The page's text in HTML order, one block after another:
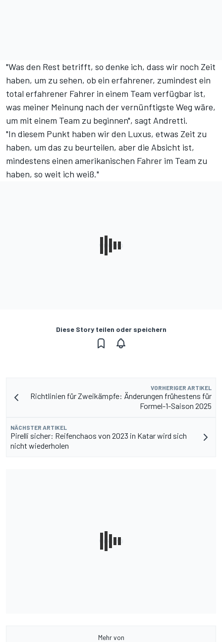
"Was den Rest betrifft, so denke ich, dass wir noch Zeit
haben, um zu sehen, ob ein erfahrener, zumindest ein
total erfahrener Fahrer in einem Team verfügbar ist,
was meiner Meinung nach der vernünftigste Weg wäre,
um mit einem Team zu beginnen", sagt Andretti.
"In diesem Punkt haben wir den Luxus, etwas Zeit zu
haben, um das zu beurteilen, aber die Absicht ist,
mindestens einen amerikanischen Fahrer im Team zu
haben, so weit ich weiß."
Diese Story teilen oder speichern
VORHERIGER ARTIKEL
Richtlinien für Zweikämpfe: Änderungen frühestens für
Formel-1-Saison 2025
NÄCHSTER ARTIKEL
Pirelli sicher: Reifenchaos von 2023 in Katar wird sich
nicht wiederholen
Mehr von